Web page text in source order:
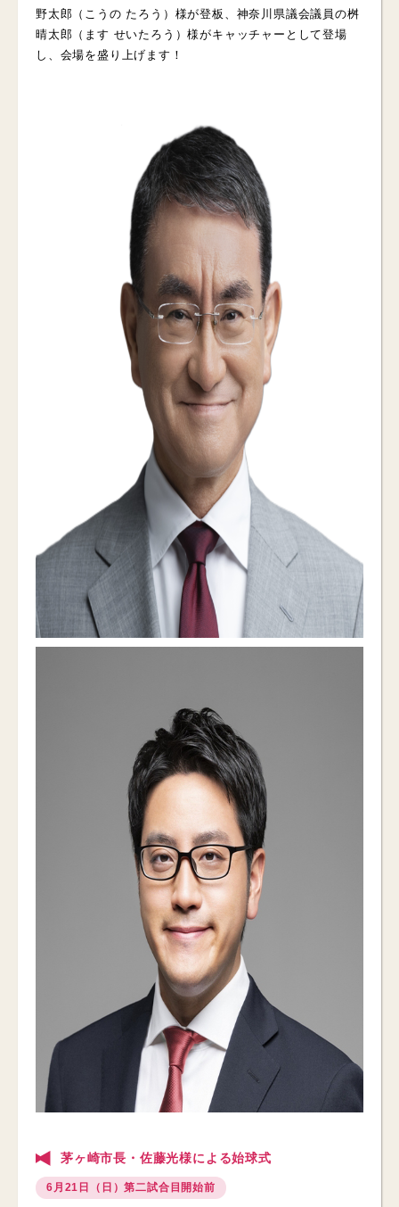
野太郎（こうの たろう）様が登板、神奈川県議会議員の桝
晴太郎（ます せいたろう）様がキャッチャーとして登場
し、会場を盛り上げます！
茅ヶ崎市長・佐藤光様による始球式
6月21日（日）第二試合目開始前